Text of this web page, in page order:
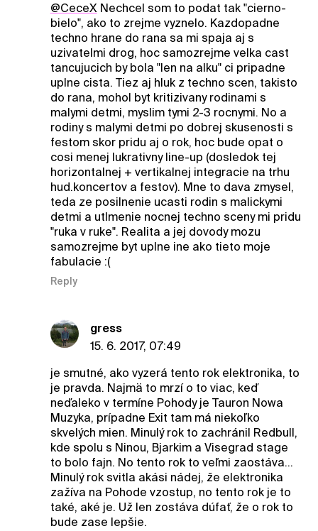
@CeceX Nechcel som to podat tak "cierno-
bielo", ako to zrejme vyznelo. Kazdopadne
techno hrane do rana sa mi spaja aj s
uzivatelmi drog, hoc samozrejme velka cast
tancujucich by bola "len na alku" ci pripadne
uplne cista. Tiez aj hluk z techno scen, takisto
do rana, mohol byt kritizivany rodinami s
malymi detmi, myslim tymi 2-3 rocnymi. No a
rodiny s malymi detmi po dobrej skusenosti s
festom skor pridu aj o rok, hoc bude opat o
cosi menej lukrativny line-up (dosledok tej
horizontalnej + vertikalnej integracie na trhu
hud.koncertov a festov). Mne to dava zmysel,
teda ze posilnenie ucasti rodin s malickymi
detmi a utlmenie nocnej techno sceny mi pridu
"ruka v ruke". Realita a jej dovody mozu
samozrejme byt uplne ine ako tieto moje
fabulacie :(
Reply
gress
15. 6. 2017, 07:49
je smutné, ako vyzerá tento rok elektronika, to
je pravda. Najmä to mrzí o to viac, keď
neďaleko v termíne Pohody je Tauron Nowa
Muzyka, prípadne Exit tam má niekoľko
skvelých mien. Minulý rok to zachránil Redbull,
kde spolu s Ninou, Bjarkim a Visegrad stage
to bolo fajn. No tento rok to veľmi zaostáva...
Minulý rok svitla akási nádej, že elektronika
zažíva na Pohode vzostup, no tento rok je to
také, aké je. Už len zostáva dúfať, že o rok to
bude zase lepšie.